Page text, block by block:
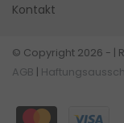
Kontakt
© Copyright 2026 - |
AGB